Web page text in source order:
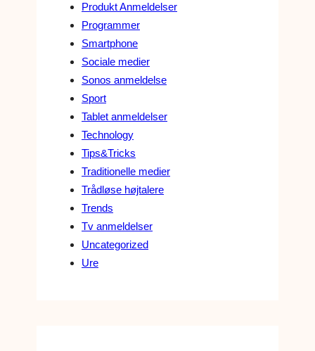
Produkt Anmeldelser
Programmer
Smartphone
Sociale medier
Sonos anmeldelse
Sport
Tablet anmeldelser
Technology
Tips&Tricks
Traditionelle medier
Trådløse højtalere
Trends
Tv anmeldelser
Uncategorized
Ure